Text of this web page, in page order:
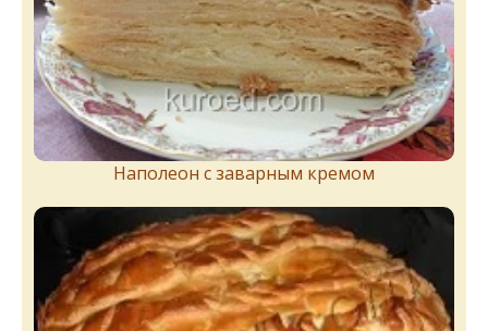
Наполеон с заварным кремом